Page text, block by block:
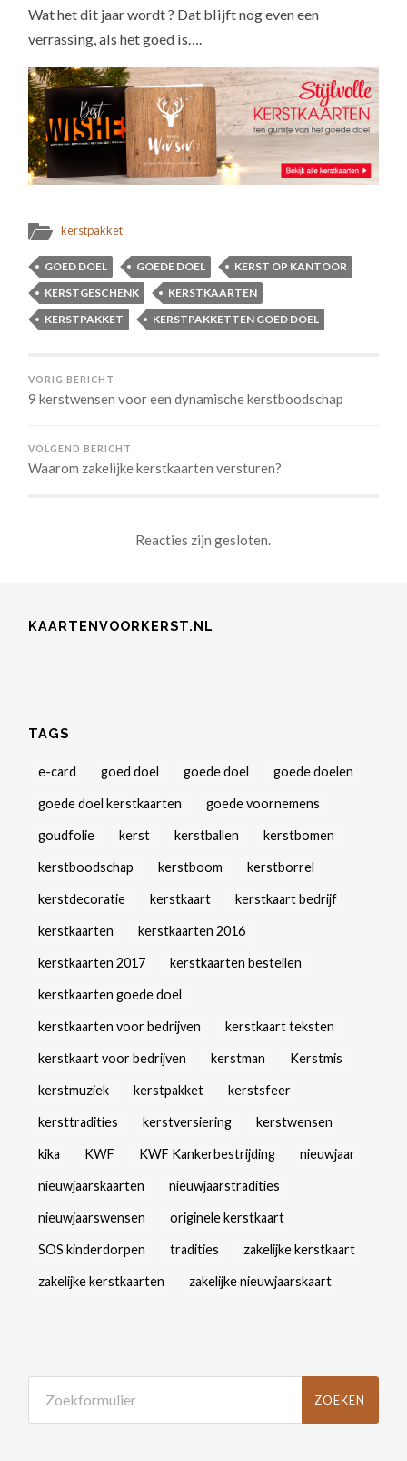
Wat het dit jaar wordt ? Dat blijft nog even een
verrassing, als het goed is….
kerstpakket
GOED DOEL GOEDE DOEL
KERST OP KANTOOR
KERSTGESCHENK
KERSTKAARTEN
KERSTPAKKET
KERSTPAKKETTEN GOED DOEL
VORIG BERICHT
9 kerstwensen voor een dynamische kerstboodschap
VOLGEND BERICHT
Waarom zakelijke kerstkaarten versturen?
Reacties zijn gesloten.
KAARTENVOORKERST.NL
TAGS
e-card goed doel goede doel goede doelen
goede doel kerstkaarten goede voornemens
goudfolie kerst kerstballen kerstbomen
kerstboodschap kerstboom kerstborrel
kerstdecoratie kerstkaart kerstkaart bedrijf
kerstkaarten kerstkaarten 2016
kerstkaarten 2017 kerstkaarten bestellen
kerstkaarten goede doel
kerstkaarten voor bedrijven kerstkaart teksten
kerstkaart voor bedrijven kerstman Kerstmis
kerstmuziek kerstpakket kerstsfeer
kersttradities kerstversiering kerstwensen
kika KWF KWF Kankerbestrijding nieuwjaar
nieuwjaarskaarten nieuwjaarstradities
nieuwjaarswensen originele kerstkaart
SOS kinderdorpen tradities zakelijke kerstkaart
zakelijke kerstkaarten zakelijke nieuwjaarskaart